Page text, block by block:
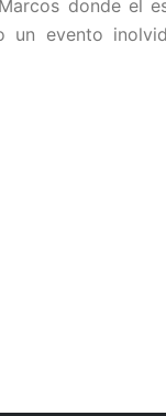
donde el
un evento